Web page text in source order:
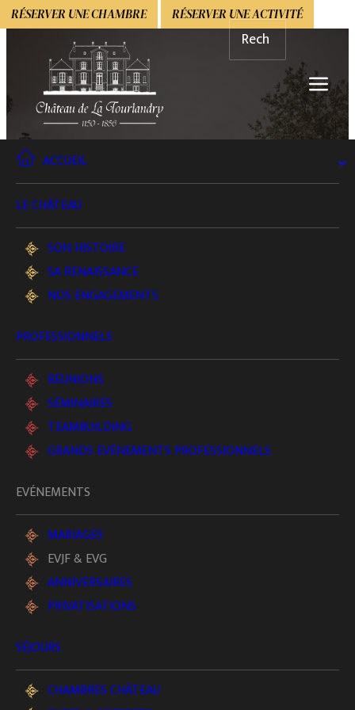
RÉSERVER UNE CHAMBRE RÉSERVER UNE ACTIVITÉ
ACCUEIL
LE CHÂTEAU
SON HISTOIRE
SA RENAISSANCE
NOS ENGAGEMENTS
PROFESSIONNELS
RÉUNIONS
SÉMINAIRES
TEAMBUILDING
GRANDS EVÉNEMENTS PROFESSIONNELS
EVÉNEMENTS
MARIAGES
EVJF & EVG
ANNIVERSAIRES
PRIVATISATIONS
SÉJOURS
CHAMBRES CHÂTEAU
EVÉNEMENTS
EVJF et EVG au Château
INSTANT FESTIF & ANIMATION
PARENTHÈSE BIEN-ÊTRE & SOIRÉE DOUCE
ESCAPADE NATURE & PLAISIR GOURMAND
AJOUTER UNE NUIT SUR PLACE
Ici, les célébrations prennent une autre allure :
inoubliables.
Offrez à votre groupe un moment à part dans le cadre